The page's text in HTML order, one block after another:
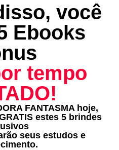
você
Ebooks
tempo
FANTASMA hoje,
estes 5 brindes
seus estudos e